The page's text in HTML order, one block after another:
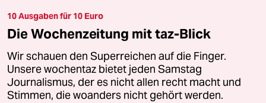
10 Ausgaben für 10 Euro
Die Wochenzeitung mit taz-Blick
Wir schauen den Superreichen auf die Finger.
Unsere wochentaz bietet jeden Samstag
Journalismus, der es nicht allen recht macht und
Stimmen, die woanders nicht gehört werden.